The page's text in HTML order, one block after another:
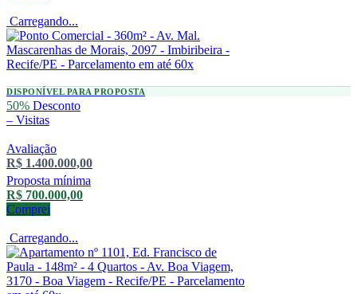
Carregando...
DISPONÍVEL PARA PROPOSTA
50% Desconto
– Visitas
Avaliação
R$ 1.400.000,00
Proposta mínima
R$ 700.000,00
Comprei
Carregando...